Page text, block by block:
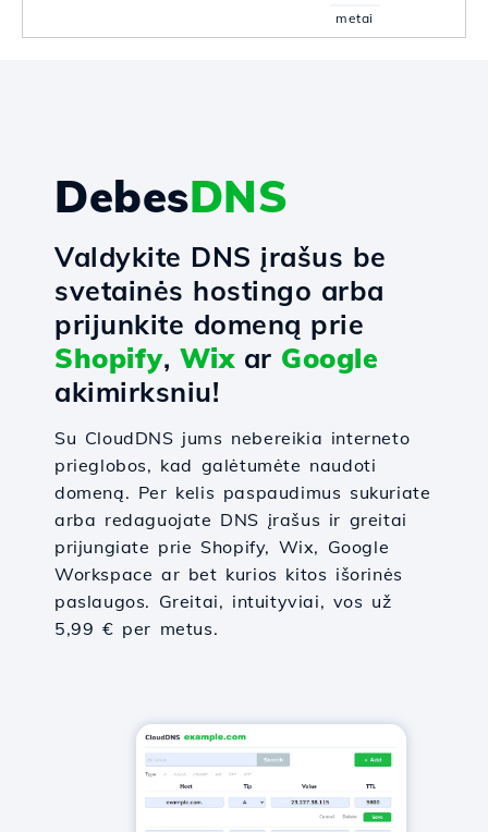
metai
DebesDNS
Valdykite DNS įrašus be
svetainės hostingo arba
prijunkite domeną prie
Shopify, Wixar Google
akimirksniu!
Su CloudDNS jums nebereikia interneto
prieglobos, kad galėtumėte naudoti
domeną. Per kelis paspaudimus sukuriate
arba redaguojate DNS įrašus ir greitai
prijungiate prie Shopify, Wix, Google
Workspace ar bet kurios kitos išorinės
paslaugos. Greitai, intuityviai, vos už
5,99 € per metus.